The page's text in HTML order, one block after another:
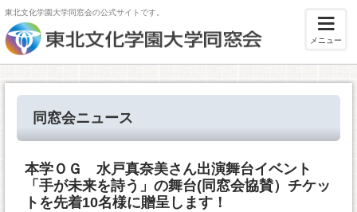
東北文化学園大学同窓会の公式サイトです。
メニュー
同窓会ニュース
本学ＯＧ 水戸真奈美さん出演舞台イベント
「手が未来を詩う」の舞台(同窓会協賛）チケッ
トを先着10名様に贈呈します！